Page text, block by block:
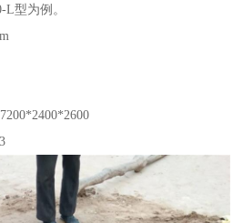
型为例。